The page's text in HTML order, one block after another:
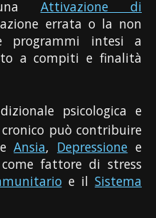
Attivazione di
errata o la non
programmi intesi a
a compiti e finalità
psicologica e
può contribuire
Ansia, Depressione e
fattore di stress
e ilSistema